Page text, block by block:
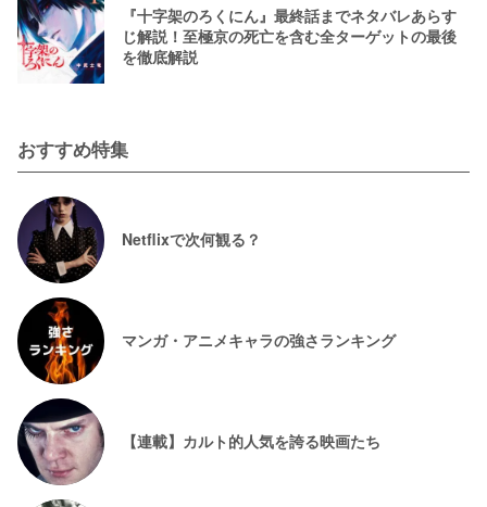
『十字架のろくにん』最終話までネタバレあらす
じ解説！至極京の死亡を含む全ターゲットの最後
を徹底解説
おすすめ特集
Netflixで次何観る？
マンガ・アニメキャラの強さランキング
【連載】カルト的人気を誇る映画たち